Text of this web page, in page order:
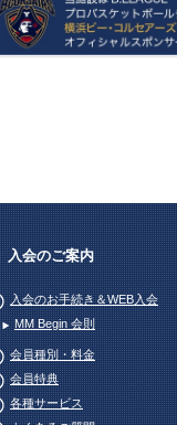
入会のご案内
入会のお手続き＆WEB入会
MM Begin 会則
会員種別・料金
会員特典
各種サービス